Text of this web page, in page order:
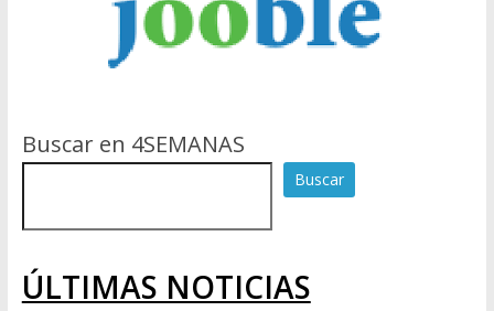
Buscar en 4SEMANAS
Buscar
ÚLTIMAS NOTICIAS